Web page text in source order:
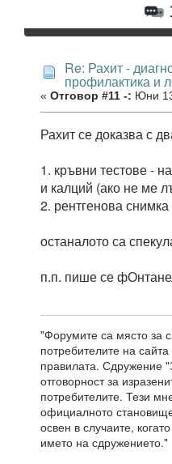
Re: Рахит -
профилактика и
« Отговор #11 -: Юни
Рахит се доказва с
1. кръвни тестове -
и калций (ако не ме
2. рентгенова снимка
останалото са
п.п. пише се
"Форумите са място за
потребителите на
правилата. Сдружение
отговорност за
потребителите. Тези
официалното
освен в случаите,
името на сдружението."